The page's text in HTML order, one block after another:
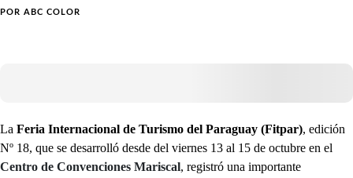
POR ABC COLOR
La Feria Internacional de Turismo del Paraguay (Fitpar), edición
Nº 18, que se desarrolló desde del viernes 13 al 15 de octubre en el
Centro de Convenciones Mariscal, registró una importante